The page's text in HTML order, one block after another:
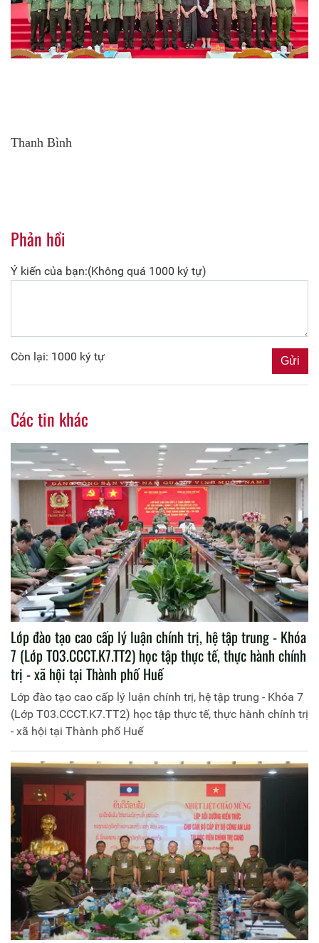
Thanh Bình
Phản hồi
Ý kiến của bạn:(Không quá 1000 ký tự)
Còn lại: 1000 ký tự
Các tin khác
Lớp đào tạo cao cấp lý luận chính trị, hệ tập trung - Khóa
7 (Lớp T03.CCCT.K7.TT2) học tập thực tế, thực hành chính
trị - xã hội tại Thành phố Huế
Lớp đào tạo cao cấp lý luận chính trị, hệ tập trung - Khóa 7
(Lớp T03.CCCT.K7.TT2) học tập thực tế, thực hành chính trị
- xã hội tại Thành phố Huế